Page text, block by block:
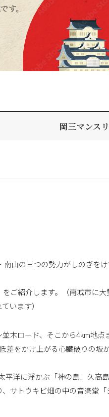
す。
岡三マンス
山の三つの勢力がしのぎを
ご紹介します。（南城市に大
います）
木ロード、そこから4km地点
差をかけ上がる心臓破りの坂
平洋に浮かぶ「神の島」久高
サトウキビ畑の中の音楽堂